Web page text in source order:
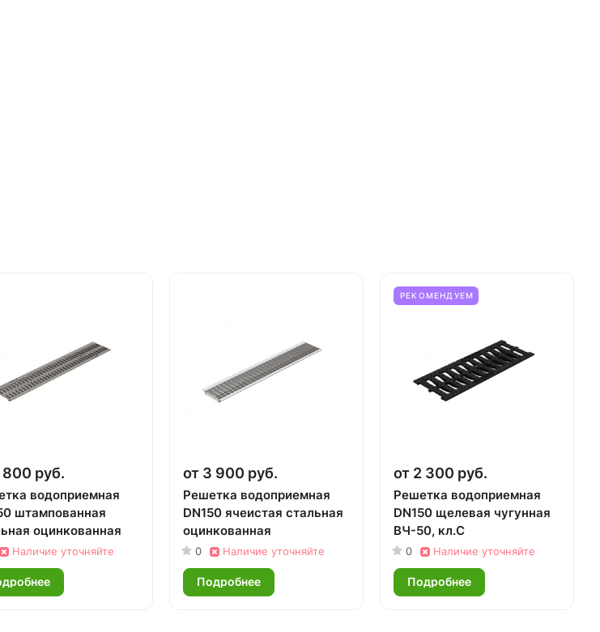
800 руб.
водоприемная
штампованная
оцинкованная
Наличие уточняйте
от 3 900 руб.
Решетка водоприемная
DN150 ячеистая стальная
оцинкованная
0 Наличие уточняйте
Подробнее
РЕКОМЕНДУЕМ
от 2 300 руб.
Решетка водоприемная
DN150 щелевая чугунная
ВЧ-50, кл.С
0 Наличие уточняйте
Подробнее